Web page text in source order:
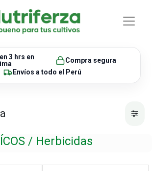
3 hrs en
Compra segura
Envíos a todo el Perú
/ Herbicidas